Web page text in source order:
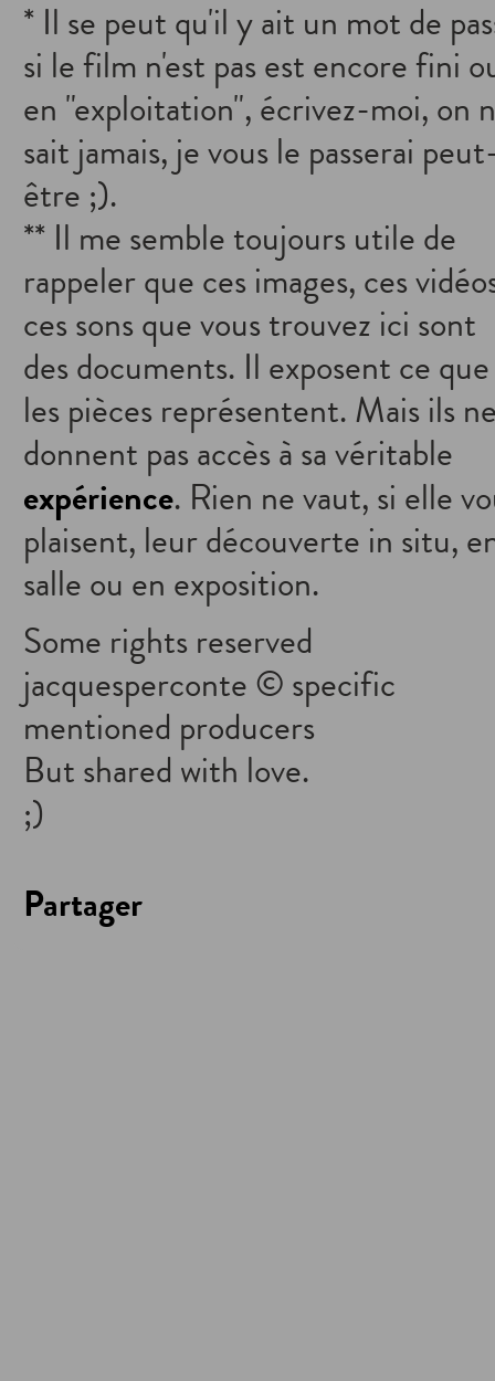
* Il se peut qu'il y ait un mot de
si le film n'est pas est encore fini
en "exploitation", écrivez-moi, on
sait jamais, je vous le passerai
être ;).
** Il me semble toujours utile de
rappeler que ces images, ces
ces sons que vous trouvez ici sont
des documents. Il exposent ce que
les pièces représentent. Mais ils
donnent pas accès à sa véritable
expérience. Rien ne vaut, si elle
plaisent, leur découverte in situ,
salle ou en exposition.
Some rights reserved
jacquesperconte © specific
mentioned producers
But shared with love.
;)
Partager